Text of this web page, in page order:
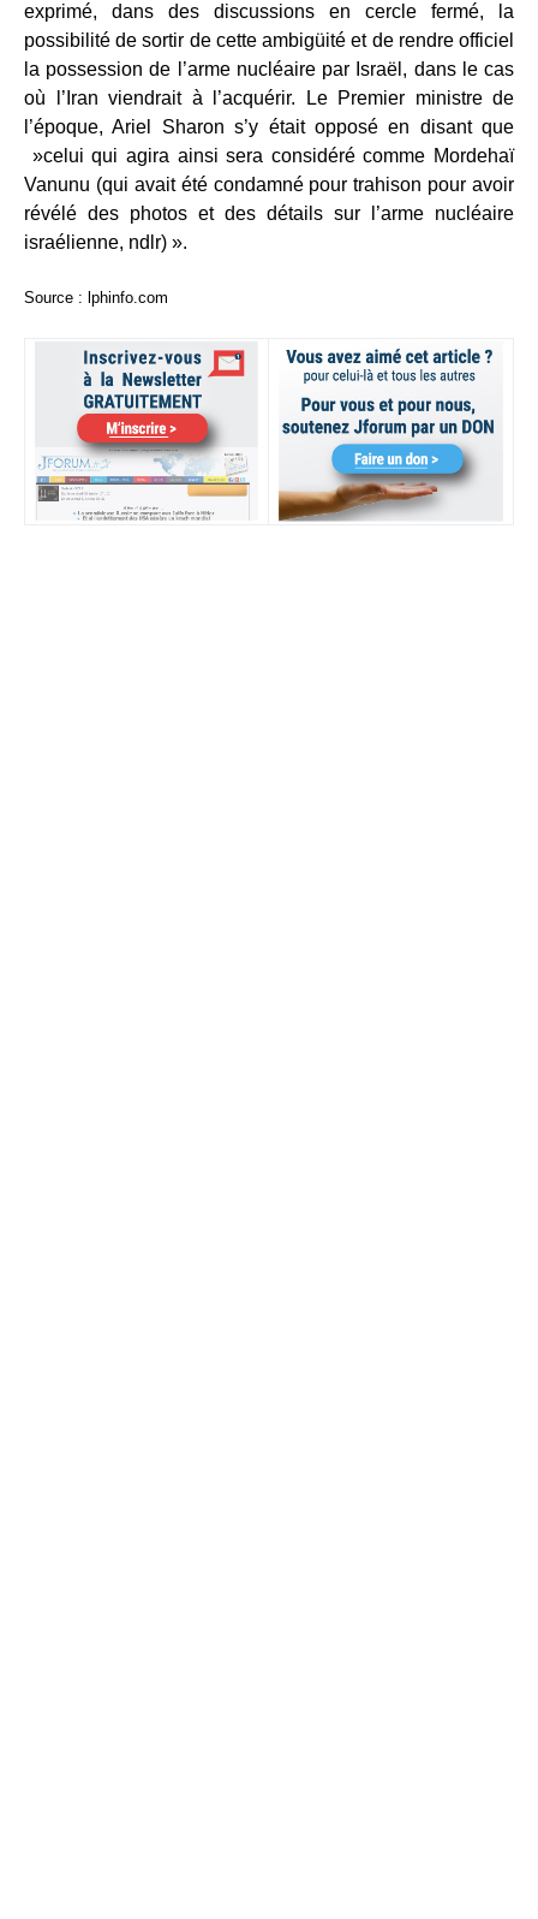
exprimé, dans des discussions en cercle fermé, la
possibilité de sortir de cette ambigüité et de rendre officiel
la possession de l’arme nucléaire par Israël, dans le cas
où l’Iran viendrait à l’acquérir. Le Premier ministre de
l’époque, Ariel Sharon s’y était opposé en disant que
»celui qui agira ainsi sera considéré comme Mordehaï
Vanunu (qui avait été condamné pour trahison pour avoir
révélé des photos et des détails sur l’arme nucléaire
israélienne, ndlr) ».
Source : lphinfo.com